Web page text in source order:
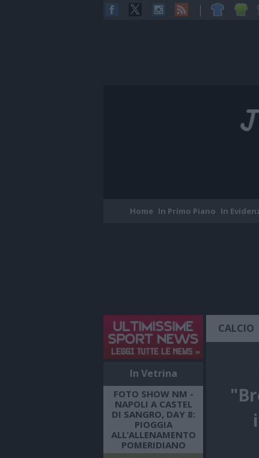
Home In Primo Piano In
In Vetrina
FOTO SHOW NM -
NAPOLI A CASTEL
DI SANGRO, DAY 8:
PIOGGIA
ALL’ALLENAMENTO
POMERIDIANO
CALCIO